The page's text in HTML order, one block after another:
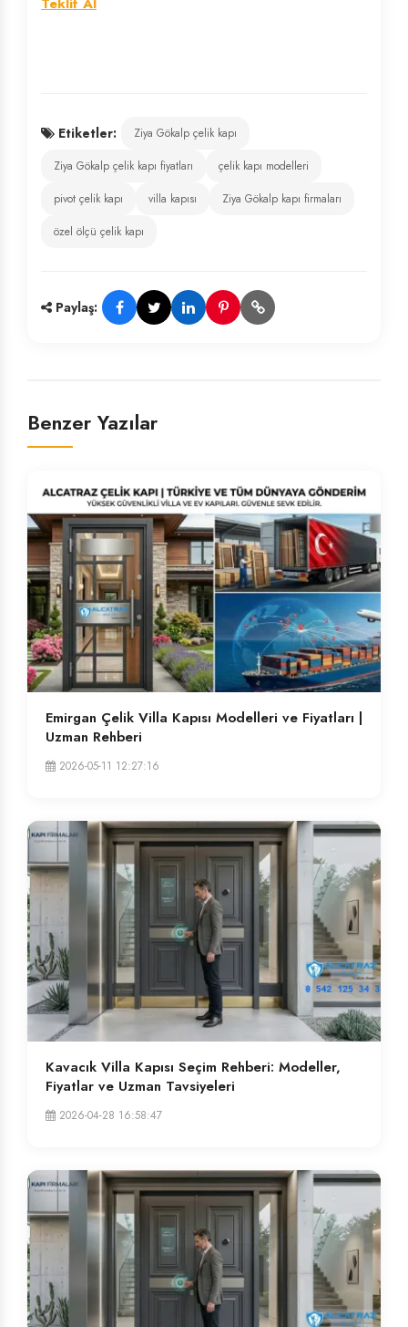
Etiketler:
Ziya Gökalp çelik kapı
Ziya Gökalp çelik kapı fiyatları
çelik kapı modelleri
pivot çelik kapı
villa kapısı
Ziya Gökalp kapı firmaları
özel ölçü çelik kapı
Paylaş:
Benzer Yazılar
Emirgan Çelik Villa Kapısı Modelleri ve Fiyatları |
Uzman Rehberi
2026-05-11 12:27:16
Kavacık Villa Kapısı Seçim Rehberi: Modeller,
Fiyatlar ve Uzman Tavsiyeleri
2026-04-28 16:58:47